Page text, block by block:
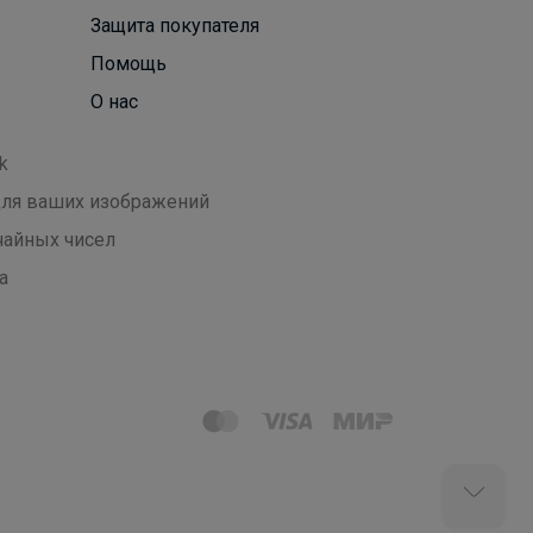
Защита покупателя
Помощь
О нас
ваших изображений
чисел